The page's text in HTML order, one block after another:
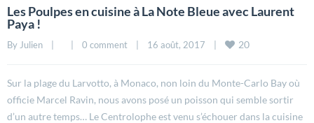
Les Poulpes en cuisine à La Note Bleue avec Laurent
Paya !
By Julien 0 comment 16 août, 2017 20
Sur la plage du Larvotto, à Monaco, non loin du Monte-Carlo Bay où
officie Marcel Ravin, nous avons posé un poisson qui semble sortir
d’un autre temps… Le Centrolophe est venu s’échouer dans la cuisine